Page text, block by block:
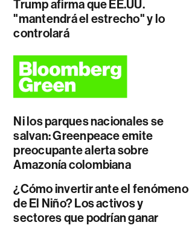
Trump afirma que EE.UU.
"mantendrá el estrecho" y lo
controlará
Ni los parques nacionales se
salvan: Greenpeace emite
preocupante alerta sobre
Amazonía colombiana
¿Cómo invertir ante el fenómeno
de El Niño? Los activos y
sectores que podrían ganar